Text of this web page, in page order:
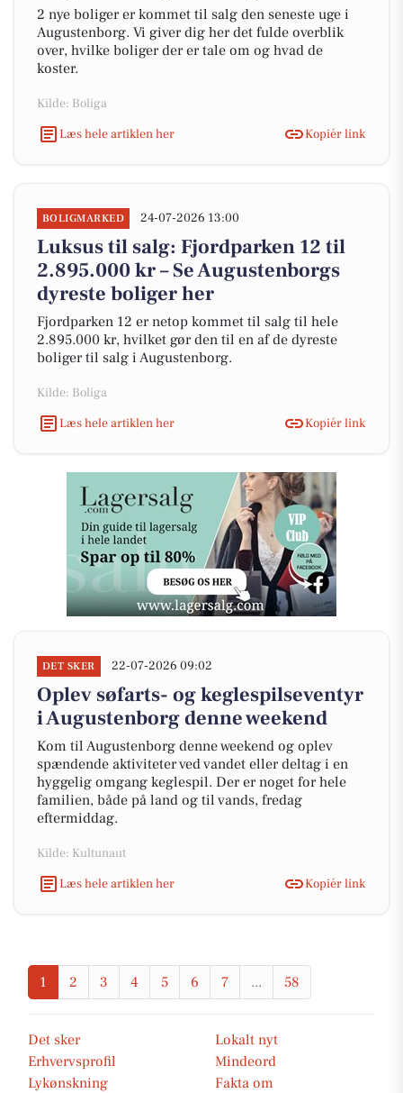
2 nye boliger er kommet til salg den seneste uge i
Augustenborg. Vi giver dig her det fulde overblik
over, hvilke boliger der er tale om og hvad de
koster.
Kilde: Boliga
Læs hele artiklen her
Kopiér link
BOLIGMARKED 24-07-2026 13:00
Luksus til salg: Fjordparken 12 til
2.895.000 kr – Se Augustenborgs
dyreste boliger her
Fjordparken 12 er netop kommet til salg til hele
2.895.000 kr, hvilket gør den til en af de dyreste
boliger til salg i Augustenborg.
Kilde: Boliga
Læs hele artiklen her
Kopiér link
DET SKER 22-07-2026 09:02
Oplev søfarts- og keglespilseventyr
i Augustenborg denne weekend
Kom til Augustenborg denne weekend og oplev
spændende aktiviteter ved vandet eller deltag i en
hyggelig omgang keglespil. Der er noget for hele
familien, både på land og til vands, fredag
eftermiddag.
Kilde: Kultunaut
Læs hele artiklen her
Kopiér link
1 2 3 4 5 6 7 ... 58
Det sker
Lokalt nyt
Erhvervsprofil
Mindeord
Lykønskning
Fakta om